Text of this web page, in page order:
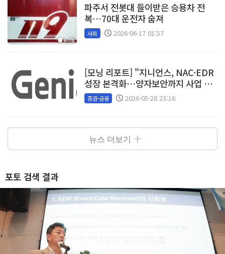
파주서 전봇대 들이받은 승용차 전
복…70대 운전자 숨져
사회 2026-06-17 01:57
[모닝 리포트] "지니언스, NAC·EDR
성장 본격화…양자보안까지 사업 확
장"
증권·금융 2026-05-28 23:16
뉴스 더보기
포토 검색 결과